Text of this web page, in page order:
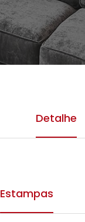
Detalhe
Estampas